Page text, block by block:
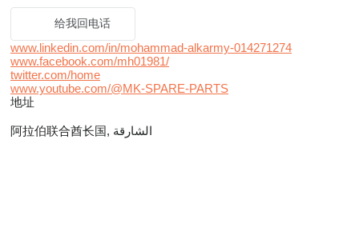
给我回电话
www.linkedin.com/in/mohammad-alkarmy-014271274
www.facebook.com/mh01981/
twitter.com/home
www.youtube.com/@MK-SPARE-PARTS
地址
阿拉伯联合酋长国, الشارقة